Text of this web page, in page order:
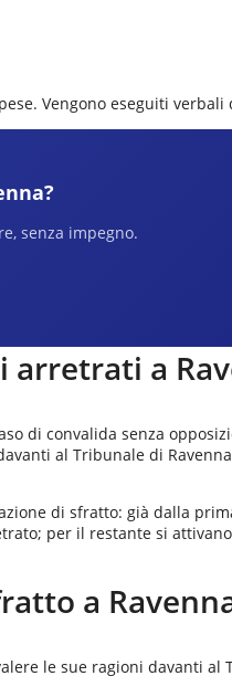
Vengono eseguiti
?
senza impegno.
arretrati a
di convalida senza
al Tribunale di
di sfratto: già dalla
per il restante si
a
le sue ragioni davanti al